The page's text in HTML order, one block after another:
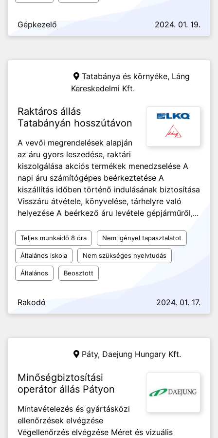
Gépkezelő 2024. 01. 19.
Tatabánya és környéke, Láng
Kereskedelmi Kft.
Raktáros állás
Tatabányán hosszútávon
A vevői megrendelések alapján
az áru gyors leszedése, raktári
kiszolgálása akciós termékek menedzselése A
napi áru számítógépes beérkeztetése A
kiszállítás időben történő indulásának biztosítása
Visszáru átvétele, könyvelése, tárhelyre való
helyezése A beérkező áru levétele gépjárműről,...
Teljes munkaidő 8 óra Nem igényel tapasztalatot
Általános iskola Nem szükséges nyelvtudás
Általános Beosztott
Rakodó 2024. 01. 17.
Páty, Daejung Hungary Kft.
Minőségbiztosítási
operátor állás Pátyon
Mintavételezés és gyártásközi
ellenőrzések elvégzése
Végellenőrzés elvégzése Méret és vizuális